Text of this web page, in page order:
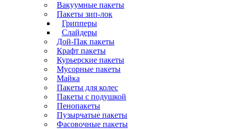
Вакуумные пакеты
Пакеты зип-лок
Грипперы
Слайдеры
Дой-Пак пакеты
Крафт пакеты
Курьерские пакеты
Мусорные пакеты
Майка
Пакеты для колес
Пакеты с подушкой
Пенопакеты
Пузырчатые пакеты
Фасовочные пакеты